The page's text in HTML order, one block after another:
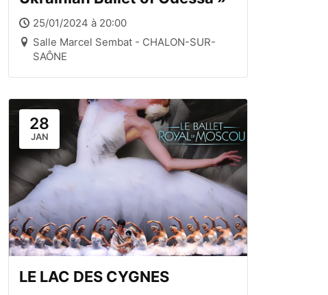
25/01/2024 à 20:00
Salle Marcel Sembat - CHALON-SUR-
SAÔNE
28
JAN
LE LAC DES CYGNES